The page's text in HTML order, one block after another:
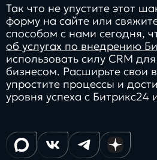
Так что не упустите этот
форму на сайте или
способом с нами сегодня,
об услугах по внедрению
использовать силу CRM
бизнесом. Расширьте свои
упростите процессы и
уровня успеха с Битрикс24